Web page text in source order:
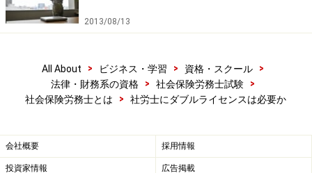
しれませんが、専門性を高める努力が必要になるのはど
の資格も共通です。ダブルライセンスを持っていても、
は、この専門性の維持の難しさに原因があるようです。
※記事内容は執筆時点のものです。最新の内容をご確認くださ
1/2 次のページへ
2013/08/13
All About > ビジネス・学習 > 資格・スクール
>
法律・財務系の資格
> 社会保険労務士試験
>
社会保険労務士とは
> 社労士にダブルライセンスは必要か
会社概要 採用情報
投資家情報 広告掲載